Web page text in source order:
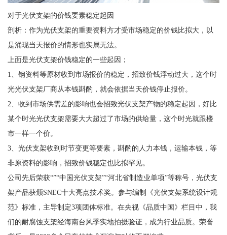
对于光伏支架的价钱要素稳定起因
剖析：作为光伏支架的重要资料方才受市场稳定的价钱比拟大，以
是涌现当天报价的情形也实属无法。
上面是光伏支架价钱稳定的一些起因；
1、钢资料等原材收到市场报价的稳定，招致价钱浮动过大，这个时
光光伏支架厂商从本钱斟酌，就会依据当天价钱停止报价。
2、收到市场供需差的影响也会招致光伏支架产物的稳定起因，好比
某个时光光伏支架需要大大超过了市场的供给量，这个时光就跟楼
市一样一个价。
3、光伏支架收到时节变更等要素，斟酌的人力本钱，运输本钱，等
非原资料的影响，招致价钱稳定也比拟罕见。
公司先后荣获“”“中国光伏支架”“河北省制造业单项”等称号，光伏支
架产品获颁SNEC十大亮点技术奖。参与编制《光伏支架系统设计规
范》标准，主导制定3项团体标准。在央视《品质中国》栏目中，我
们的耐腐蚀支架经海南台风季实地拍摄验证，成为行业品质。荣誉